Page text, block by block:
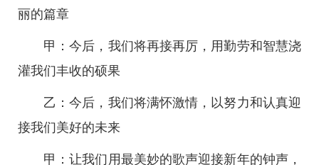
丽的篇章
甲：今后，我们将再接再厉，用勤劳和智慧浇
灌我们丰收的硕果
乙：今后，我们将满怀激情，以努力和认真迎
接我们美好的未来
甲：让我们用最美妙的歌声迎接新年的钟声，